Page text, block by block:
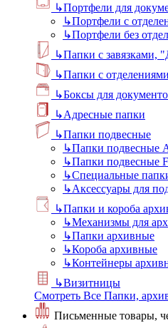
↳Портфели для
↳Портфели с
↳Портфели без
↳Папки с завязками,
↳Папки с отделениями
↳Боксы для
↳Адресные папки
↳Папки подвесные
↳Папки подвесные
↳Папки подвесные
↳Специальные
↳Аксессуары для
↳Папки и короба
↳Механизмы для
↳Папки архивные
↳Короба архивные
↳Контейнеры
↳Визитницы
Смотреть Все Папки,
Письменные товары,